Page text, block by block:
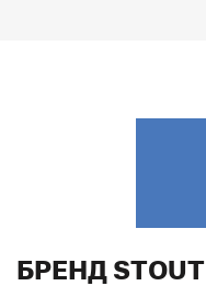
БРЕНД STOUT